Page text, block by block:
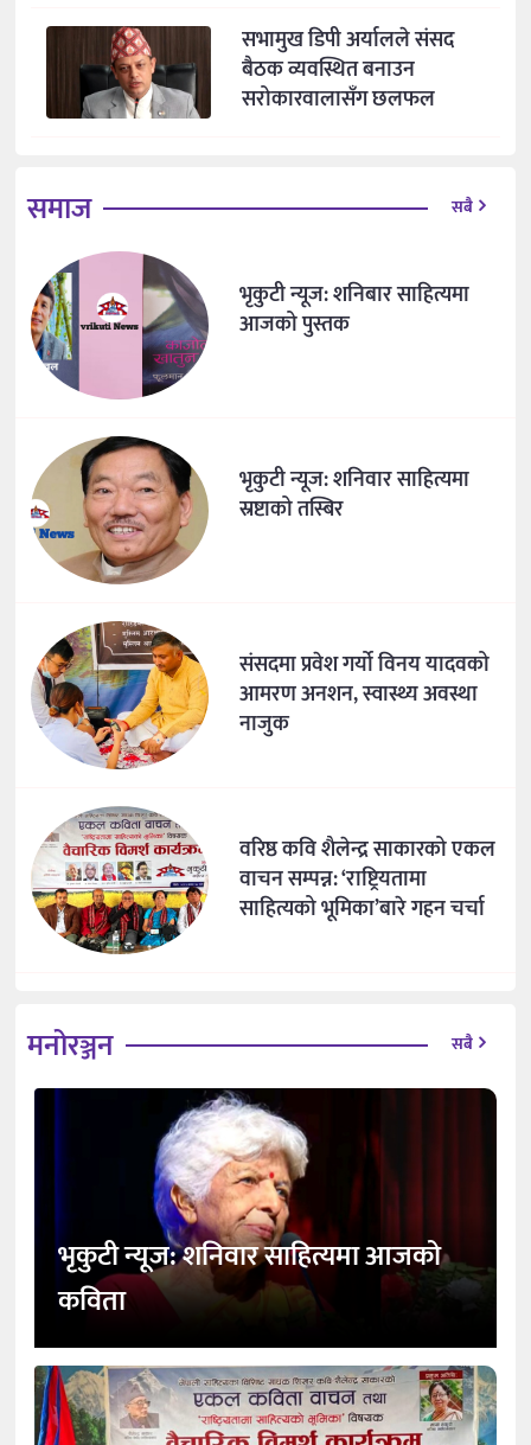
सभामुख डिपी अर्यालले संसद
बैठक व्यवस्थित बनाउन
सरोकारवालासँग छलफल
समाज सबै
भृकुटी न्यूज: शनिबार साहित्यमा
आजको पुस्तक
भृकुटी न्यूज: शनिवार साहित्यमा
स्रष्टाको तस्बिर
संसदमा प्रवेश गर्यो विनय यादवको
आमरण अनशन, स्वास्थ्य अवस्था
नाजुक
वरिष्ठ कवि शैलेन्द्र साकारको एकल
वाचन सम्पन्न: ‘राष्ट्रियतामा
साहित्यको भूमिका’बारे गहन चर्चा
मनोरञ्जन सबै
भृकुटी न्यूज: शनिवार साहित्यमा आजको
कविता